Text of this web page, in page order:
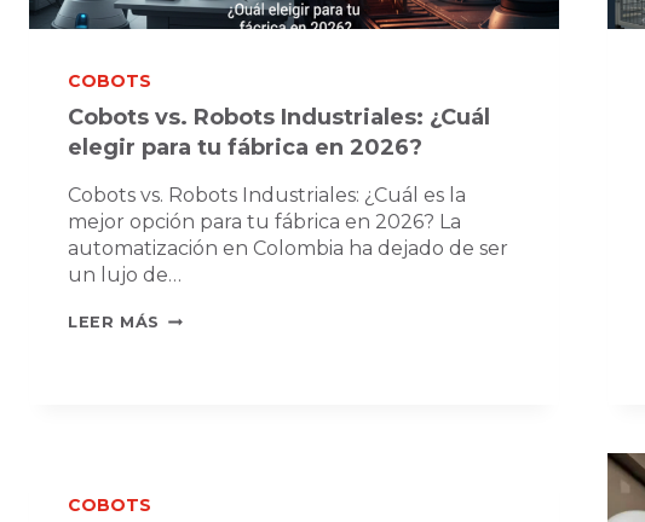
COBOTS
Cobots vs. Robots Industriales: ¿Cuál
elegir para tu fábrica en 2026?
Cobots vs. Robots Industriales: ¿Cuál es la
mejor opción para tu fábrica en 2026? La
automatización en Colombia ha dejado de ser
un lujo de…
LEER MÁS COBOTS
COBOTS